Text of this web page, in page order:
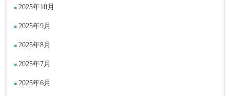
2025年10月
2025年9月
2025年8月
2025年7月
2025年6月